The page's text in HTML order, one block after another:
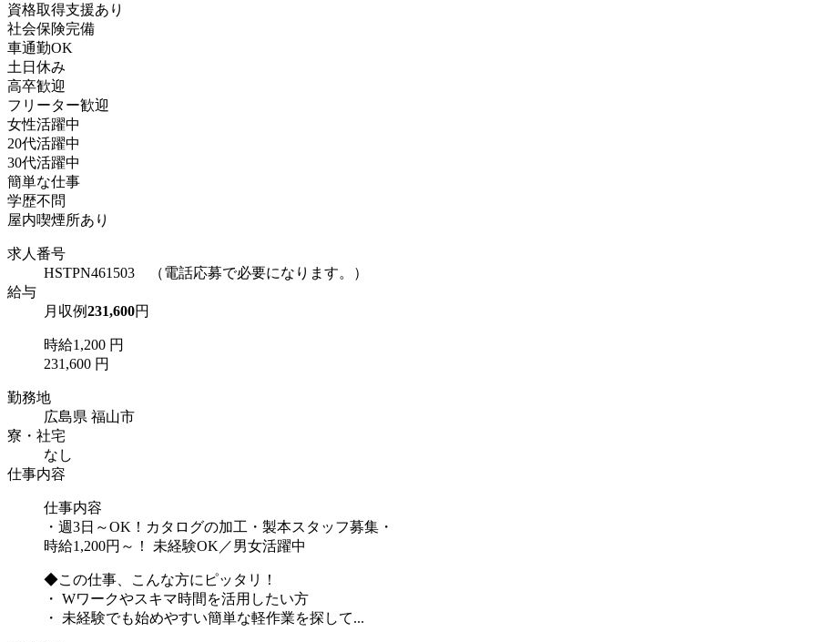
資格取得支援あり
社会保険完備
車通勤OK
土日休み
高卒歓迎
フリーター歓迎
女性活躍中
20代活躍中
30代活躍中
簡単な仕事
学歴不問
屋内喫煙所あり
求人番号
HSTPN461503 （電話応募で必要になります。）
給与
月収例231,600円
時給1,200 円
231,600 円
勤務地
広島県 福山市
寮・社宅
なし
仕事内容
仕事内容
・週3日～OK！カタログの加工・製本スタッフ募集・
時給1,200円～！ 未経験OK／男女活躍中
◆この仕事、こんな方にピッタリ！
・ Wワークやスキマ時間を活用したい方
・ 未経験でも始めやすい簡単な軽作業を探して...